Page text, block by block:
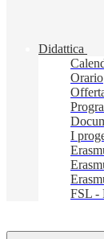
Didattica
Orario
I
FSL -